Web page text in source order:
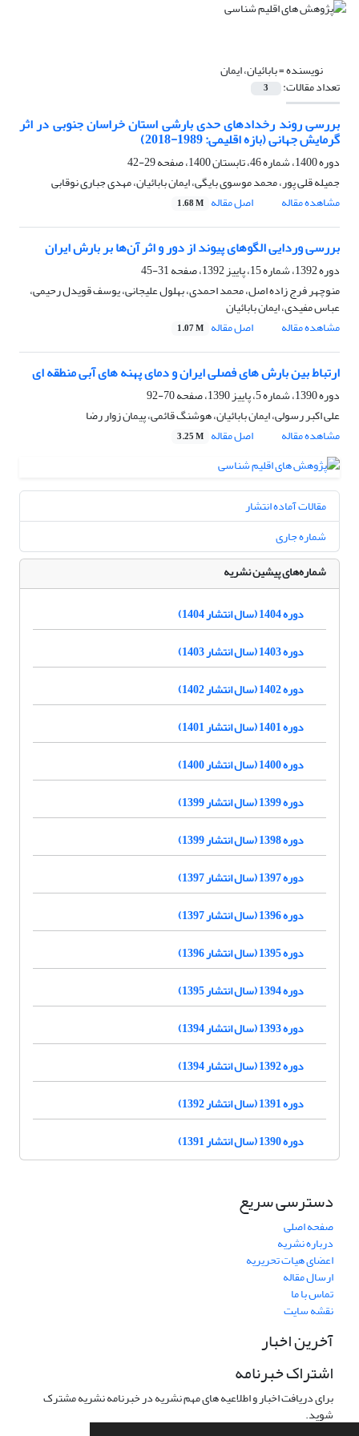
نویسنده =بابائیان، ایمان
تعداد مقالات: 3
بررسی روند رخدادهای حدی بارشی استان خراسان جنوبی در اثر
گرمایش جهانی (بازه اقلیمی: 1989-2018)
دوره 1400، شماره 46، تابستان 1400، صفحه
29-42
جمیله قلی پور، محمد موسوی بایگی، ایمان بابائیان، مهدی جباری نوقابی
مشاهده مقاله
اصل مقاله 1.68 M
بررسی وردایی الگوهای پیوند از دور و اثر آن‌ها بر بارش ایران
دوره 1392، شماره 15، پاییز 1392، صفحه
31-45
منوچهر فرج زاده اصل، محمد احمدی، بهلول علیجانی، یوسف قویدل رحیمی،
عباس مفیدی، ایمان بابائیان
مشاهده مقاله
اصل مقاله 1.07 M
ارتباط بین بارش های فصلی ایران و دمای پهنه های آبی منطقه ای
دوره 1390، شماره 5، پاییز 1390، صفحه
70-92
علی اکبر رسولی، ایمان بابائیان، هوشنگ قائمی، پیمان زوار رضا
مشاهده مقاله
اصل مقاله 3.25 M
مقالات آماده انتشار
شماره جاری
شماره‌های پیشین نشریه
دوره 1404 (سال انتشار 1404)
دوره 1403 (سال انتشار 1403)
دوره 1402 (سال انتشار 1402)
دوره 1401 (سال انتشار 1401)
دوره 1400 (سال انتشار 1400)
دوره 1399 (سال انتشار 1399)
دوره 1398 (سال انتشار 1399)
دوره 1397 (سال انتشار 1397)
دوره 1396 (سال انتشار 1397)
دوره 1395 (سال انتشار 1396)
دوره 1394 (سال انتشار 1395)
دوره 1393 (سال انتشار 1394)
دوره 1392 (سال انتشار 1394)
دوره 1391 (سال انتشار 1392)
دوره 1390 (سال انتشار 1391)
دسترسی سریع
صفحه اصلی
درباره نشریه
اعضای هیات تحریریه
ارسال مقاله
تماس با ما
نقشه سایت
آخرین اخبار
اشتراک خبرنامه
برای دریافت اخبار و اطلاعیه های مهم نشریه در خبرنامه نشریه مشترک
شوید.